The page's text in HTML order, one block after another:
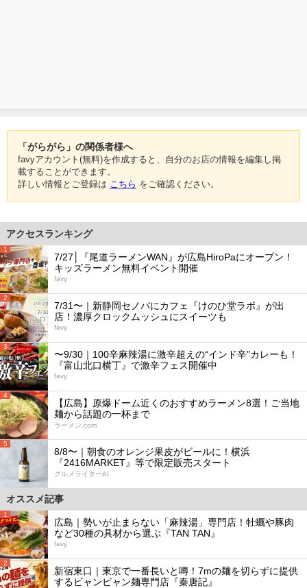
「がらがら」の関係者様へ
favyアカウント(無料)を作成すると、自分のお店の情報を編集し掲
載することができます。
詳しい情報とご登録は こちら をご確認ください。
アクセスランキング
1
7/27│『尾道ラーメンWAN』が広島HiroPaにオープン！
キッズラーメン無料イベント開催
favy
2
7/31〜｜新静岡セノバにカフェ『けのひ堂ラボ』が出
店！濃厚クロックムッシュにスイーツも
favy
3
〜9/30｜100辛麻辣湯に激辛超えの“インド辛”カレーも！
『富山北口横丁』で激辛フェス開催中
favy
4
【広島】原爆ドーム近くのおすすめラーメン8選！ご当地
麺から話題の一杯まで
ラーメン.com
5
8/8〜｜朝食のオレンジ果皮がビールに！横浜
『2416MARKET』等で限定販売スタート
グルメライターAI
オススメ記事
1
広島｜勢いが止まらない「麻辣湯」専門店！牡蠣や豚肉
など30種の具材から選ぶ『TAN TAN』
favy
2
新宿東口｜東京で一番長いと噂！7mの麺を切らずに提供
するビャンビャン麺専門店『秦唐記』